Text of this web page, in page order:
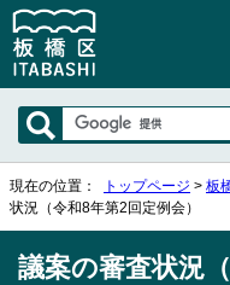
現在の位置： トップページ > 板
状況（令和8年第2回定例会）
議案の審査状況